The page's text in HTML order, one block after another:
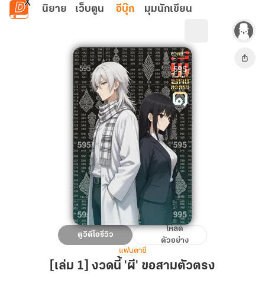
ข้ามไปยังเนื้อหาหลัก
นิยาย เว็บตูน อีบุ๊ก มุมนักเขียน
[เล่ม
1]
งวด
ดูวิดีโอรีวิว
โหลด
ตัวอย่าง
แฟนตาซี
[เล่ม 1] งวดนี้ 'ผี' ขอสามตัวตรง